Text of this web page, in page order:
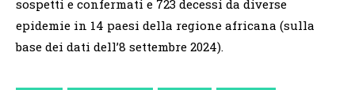
sospetti e confermati e 723 decessi da diverse
epidemie in 14 paesi della regione africana (sulla
base dei dati dell’8 settembre 2024).